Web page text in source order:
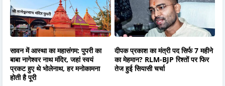
सावन में आस्था का महासंगम: पुपरी का
बाबा नागेश्वर नाथ मंदिर, जहां स्वयं
प्रकट हुए थे भोलेनाथ, हर मनोकामना
होती है पूरी
दीपक प्रकाश का मंत्री पद सिर्फ 7 महीने
का मेहमान? RLM-BJP रिश्तों पर फिर
तेज हुई सियासी चर्चा